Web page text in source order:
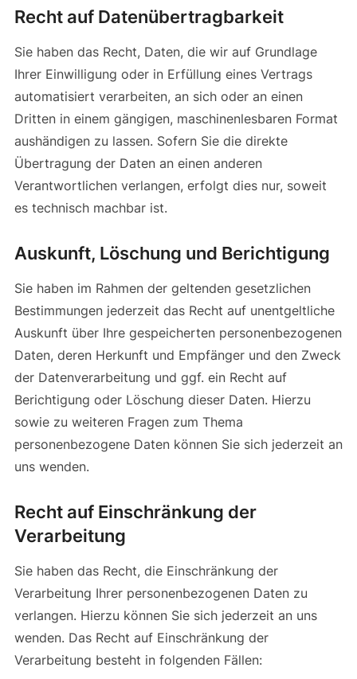
Recht auf Daten­übertrag­barkeit
Sie haben das Recht, Daten, die wir auf Grundlage
Ihrer Einwilligung oder in Erfüllung eines Vertrags
automatisiert verarbeiten, an sich oder an einen
Dritten in einem gängigen, maschinenlesbaren Format
aushändigen zu lassen. Sofern Sie die direkte
Übertragung der Daten an einen anderen
Verantwortlichen verlangen, erfolgt dies nur, soweit
es technisch machbar ist.
Auskunft, Löschung und Berichtigung
Sie haben im Rahmen der geltenden gesetzlichen
Bestimmungen jederzeit das Recht auf unentgeltliche
Auskunft über Ihre gespeicherten personenbezogenen
Daten, deren Herkunft und Empfänger und den Zweck
der Datenverarbeitung und ggf. ein Recht auf
Berichtigung oder Löschung dieser Daten. Hierzu
sowie zu weiteren Fragen zum Thema
personenbezogene Daten können Sie sich jederzeit an
uns wenden.
Recht auf Einschränkung der
Verarbeitung
Sie haben das Recht, die Einschränkung der
Verarbeitung Ihrer personenbezogenen Daten zu
verlangen. Hierzu können Sie sich jederzeit an uns
wenden. Das Recht auf Einschränkung der
Verarbeitung besteht in folgenden Fällen: